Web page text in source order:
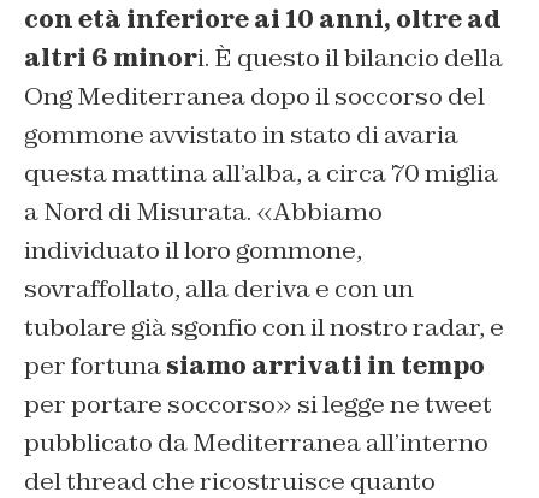
con età inferiore ai 10 anni, oltre ad
altri 6 minori. È questo il bilancio della
Ong Mediterranea dopo il soccorso del
gommone avvistato in stato di avaria
questa mattina all’alba, a circa 70 miglia
a Nord di Misurata. «Abbiamo
individuato il loro gommone,
sovraffollato, alla deriva e con un
tubolare già sgonfio con il nostro radar, e
per fortunasiamo arrivati in tempo
per portare soccorso» si legge ne tweet
pubblicato da Mediterranea all’interno
del thread che ricostruisce quanto